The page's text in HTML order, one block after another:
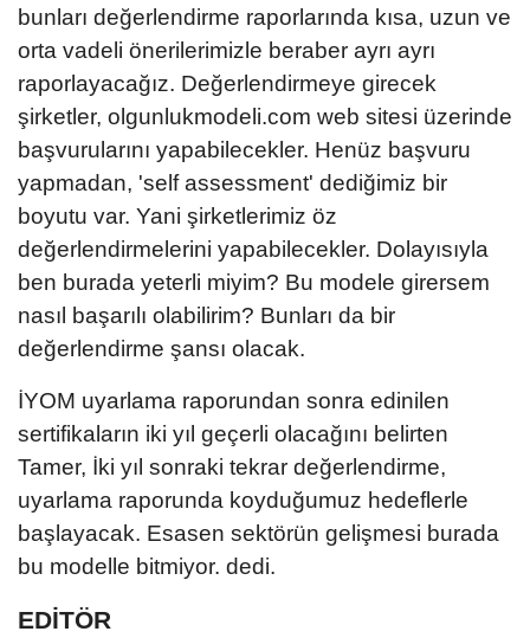
bunları değerlendirme raporlarında kısa, uzun ve
orta vadeli önerilerimizle beraber ayrı ayrı
raporlayacağız. Değerlendirmeye girecek
şirketler, olgunlukmodeli.com web sitesi üzerinde
başvurularını yapabilecekler. Henüz başvuru
yapmadan, 'self assessment' dediğimiz bir
boyutu var. Yani şirketlerimiz öz
değerlendirmelerini yapabilecekler. Dolayısıyla
ben burada yeterli miyim? Bu modele girersem
nasıl başarılı olabilirim? Bunları da bir
değerlendirme şansı olacak.
İYOM uyarlama raporundan sonra edinilen
sertifikaların iki yıl geçerli olacağını belirten
Tamer, İki yıl sonraki tekrar değerlendirme,
uyarlama raporunda koyduğumuz hedeflerle
başlayacak. Esasen sektörün gelişmesi burada
bu modelle bitmiyor. dedi.
EDİTÖR